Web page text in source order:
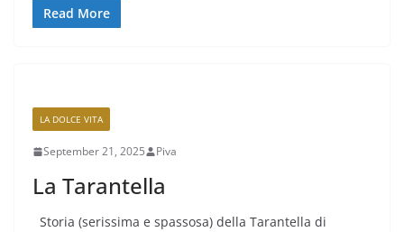
Read More
LA DOLCE VITA
September 21, 2025 Piva
La Tarantella
Storia (serissima e spassosa) della Tarantella di